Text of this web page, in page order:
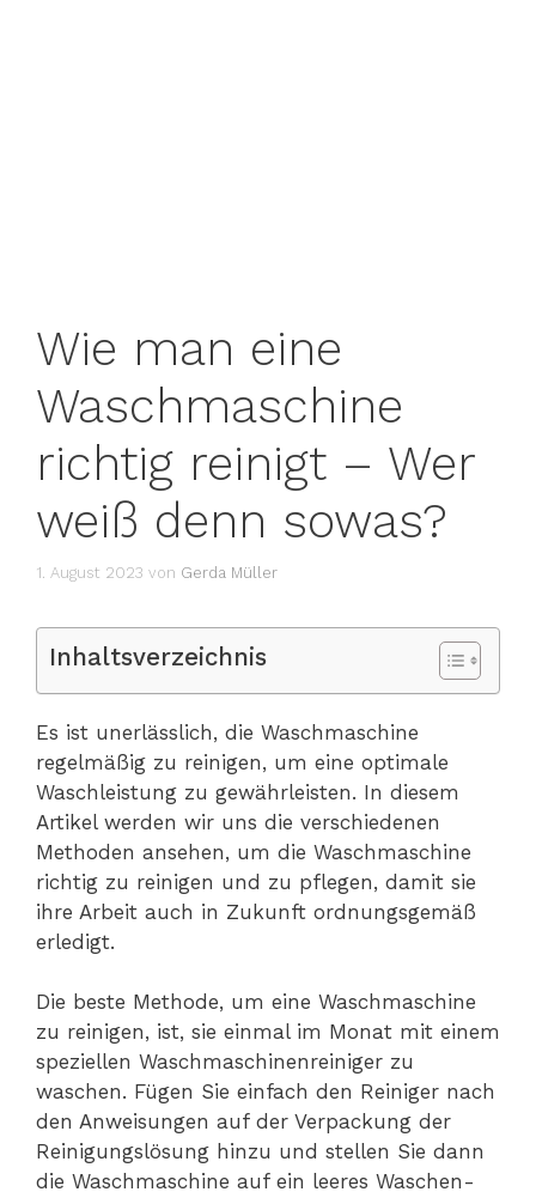
Wie man eine
Waschmaschine
richtig reinigt – Wer
weiß denn sowas?
1. August 2023 von Gerda Müller
Inhaltsverzeichnis
Es ist unerlässlich, die Waschmaschine
regelmäßig zu reinigen, um eine optimale
Waschleistung zu gewährleisten. In diesem
Artikel werden wir uns die verschiedenen
Methoden ansehen, um die Waschmaschine
richtig zu reinigen und zu pflegen, damit sie
ihre Arbeit auch in Zukunft ordnungsgemäß
erledigt.
Die beste Methode, um eine Waschmaschine
zu reinigen, ist, sie einmal im Monat mit einem
speziellen Waschmaschinenreiniger zu
waschen. Fügen Sie einfach den Reiniger nach
den Anweisungen auf der Verpackung der
Reinigungslösung hinzu und stellen Sie dann
die Waschmaschine auf ein leeres Waschen-